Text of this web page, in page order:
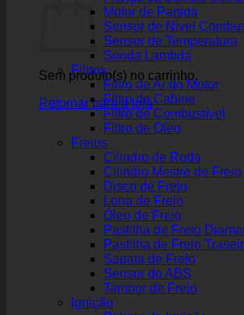
Sem produto(s) no carrinho.
Retornar para a loja
Motor de Partida
Sensor de Nível
Sensor de Temperatura
Sonda Lambda
Filtros
Filtro de Ar do Motor
Filtro de Cabine
Filtro de Combustível
Filtro de Óleo
Freios
Cilindro de Roda
Cilindro Mestre de Freio
Disco de Freio
Lona de Freio
Óleo de Freio
Pastilha de Freio
Pastilha de Freio
Sapata de Freio
Sensor do ABS
Tambor de Freio
Ignição